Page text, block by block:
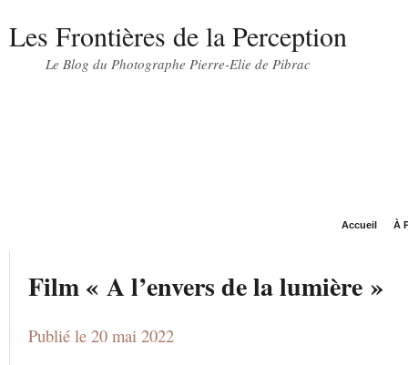
Les Frontières de la Perception
Le Blog du Photographe Pierre-Elie de Pibrac
Accueil À
Film « A l’envers de la lumière »
Publié le 20 mai 2022